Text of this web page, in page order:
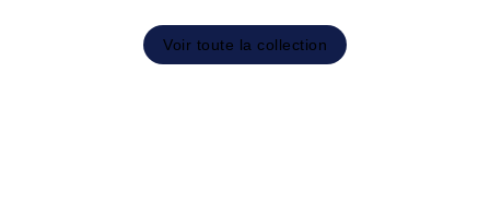
Voir toute la collection